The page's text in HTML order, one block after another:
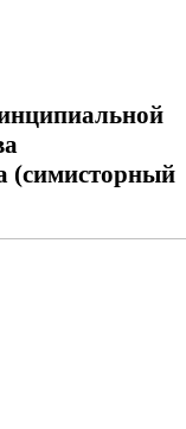
(симисторный